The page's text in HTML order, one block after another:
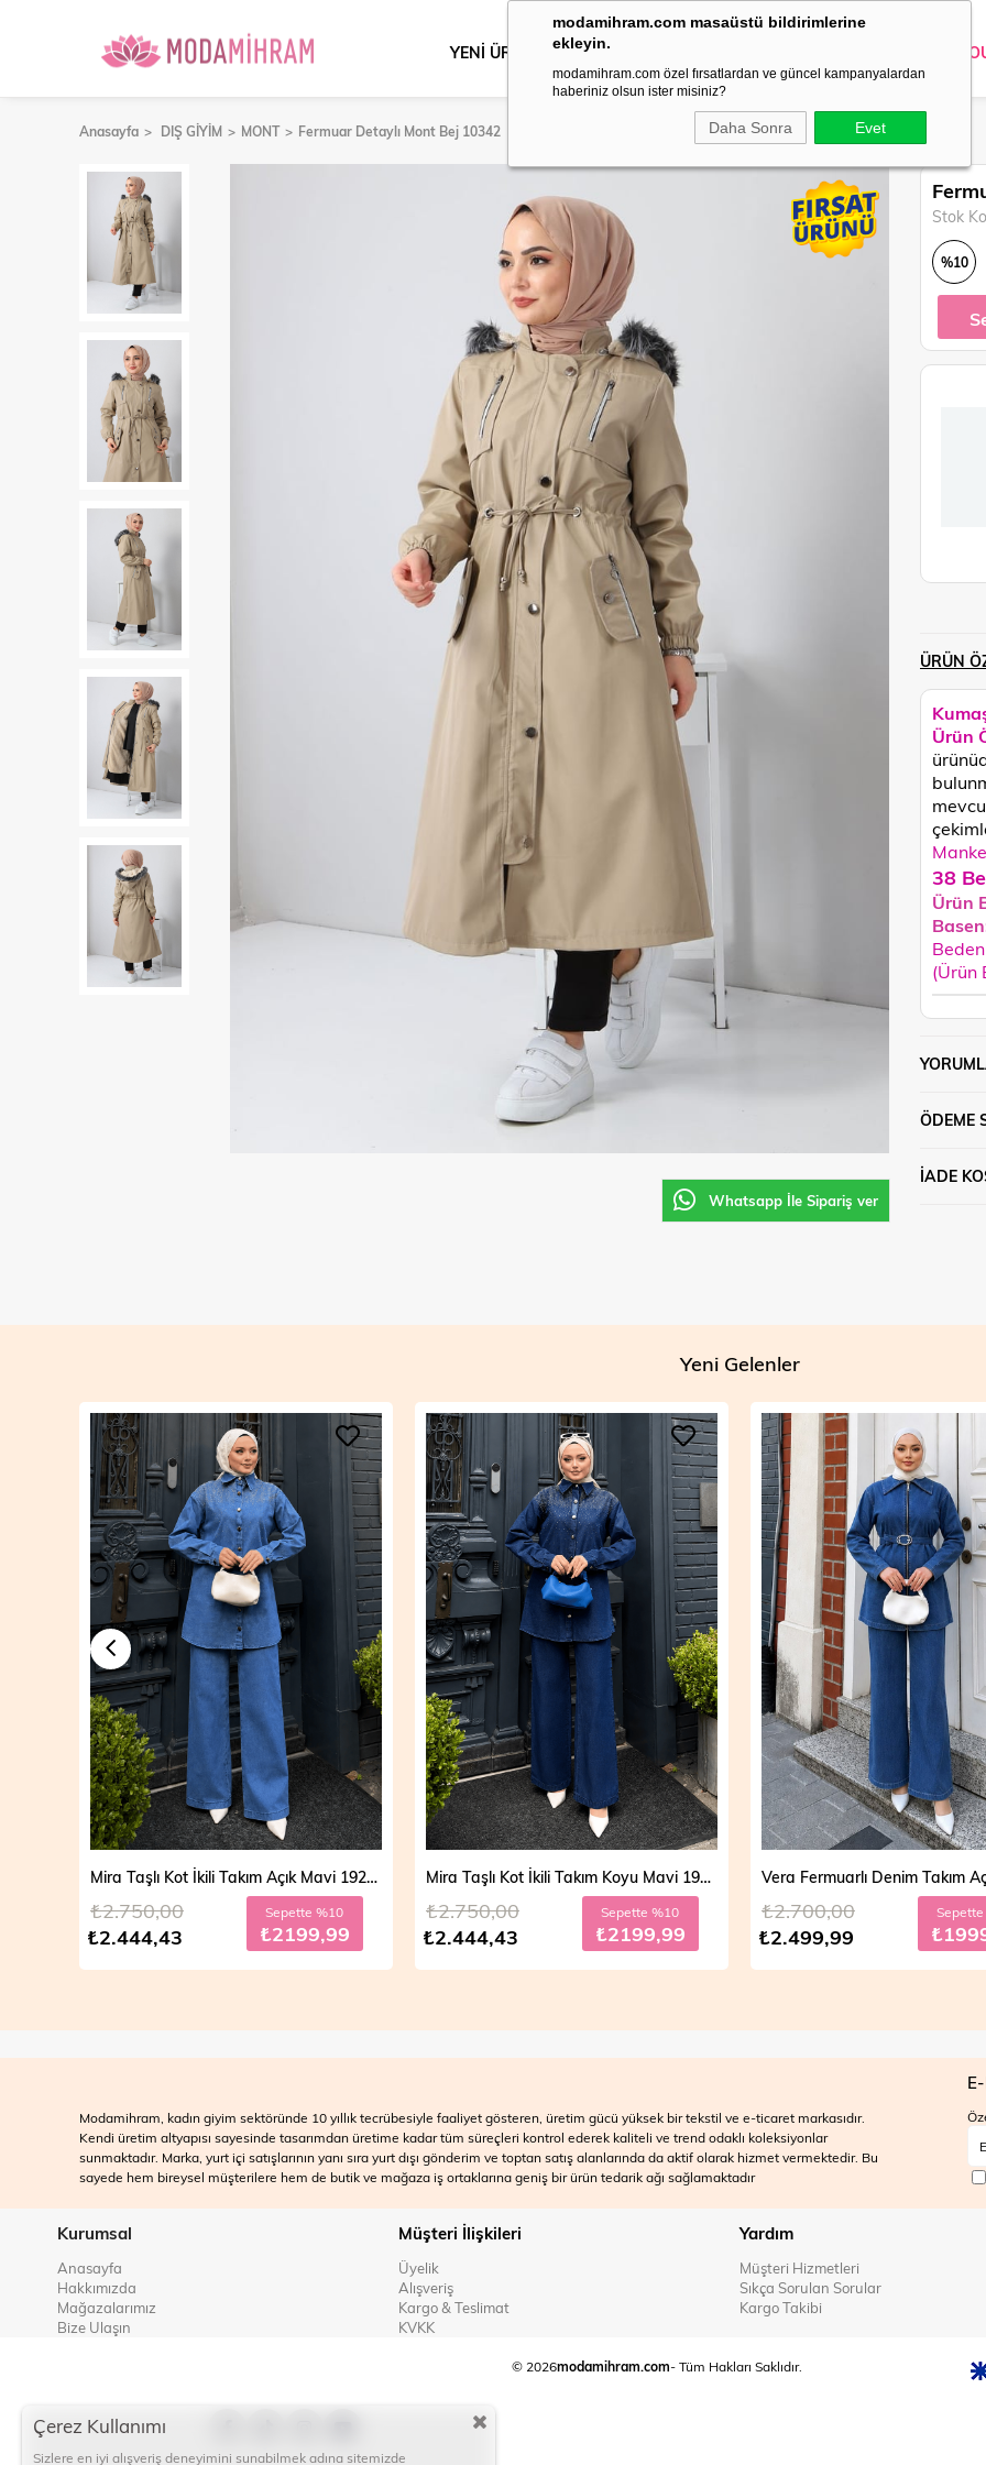
modamihram.com masaüstü bildirimlerine
ekleyin.
modamihram.com özel fırsatlardan ve güncel kampanyalardan
haberiniz olsun ister misiniz?
Daha Sonra Evet
YENİ ÜRÜNLER DIŞ GİYİM
Anasayfa DIŞ GİYİM MONT Fermuar Detaylı Mont Bej 10342
Whatsapp İle Sipariş ver
Stok
%10
ÜRÜN
Ürün
38
Ürün
(Ürün
ÖDEME
İADE
Yeni Gelenler
₺2.444,43
₺2.750,00 Sepette %10
₺2199,99 ₺2.499,99
₺2.700,00 Sepette %20
₺1999,99 ₺2.499,99
₺2.700,00
Modamihram, kadın giyim sektöründe 10 yıllık tecrübesiyle faaliyet gösteren, üretim gücü yüksek bir tekstil ve e-ticaret markasıdır.
Kendi üretim altyapısı sayesinde tasarımdan üretime kadar tüm süreçleri kontrol ederek kaliteli ve trend odaklı koleksiyonlar
sunmaktadır. Marka, yurt içi satışlarının yanı sıra yurt dışı gönderim ve toptan satış alanlarında da aktif olarak hizmet vermektedir. Bu
sayede hem bireysel müşterilere hem de butik ve mağaza iş ortaklarına geniş bir ürün tedarik ağı sağlamaktadır
Kurumsal
Anasayfa
Hakkımızda
Mağazalarımız
Bize Ulaşın
Müşteri İlişkileri
Üyelik
Alışveriş
Kargo & Teslimat
KVKK
Yardım
Müşteri Hizmetleri
Sıkça Sorulan Sorular
Kargo Takibi
© 2026modamihram.com- Tüm Hakları Saklıdır.
Çerez Kullanımı
Sizlere en iyi alışveriş deneyimini sunabilmek adına sitemizde